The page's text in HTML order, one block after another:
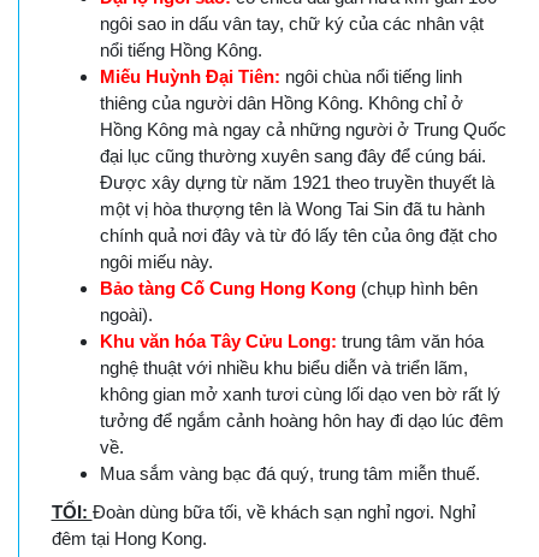
ngôi sao in dấu vân tay, chữ ký của các nhân vật
nổi tiếng Hồng Kông.
Miếu Huỳnh Đại Tiên: ngôi chùa nổi tiếng linh
thiêng của người dân Hồng Kông. Không chỉ ở
Hồng Kông mà ngay cả những người ở Trung Quốc
đại lục cũng thường xuyên sang đây để cúng bái.
Được xây dựng từ năm 1921 theo truyền thuyết là
một vị hòa thượng tên là Wong Tai Sin đã tu hành
chính quả nơi đây và từ đó lấy tên của ông đặt cho
ngôi miếu này.
Bảo tàng Cố Cung Hong Kong(chụp hình bên
ngoài).
Khu văn hóa Tây Cửu Long: trung tâm văn hóa
nghệ thuật với nhiều khu biểu diễn và triển lãm,
không gian mở xanh tươi cùng lối dạo ven bờ rất lý
tưởng để ngắm cảnh hoàng hôn hay đi dạo lúc đêm
về.
Mua sắm vàng bạc đá quý, trung tâm miễn thuế.
TỐI: Đoàn dùng bữa tối, về khách sạn nghỉ ngơi. Nghỉ
đêm tại Hong Kong.